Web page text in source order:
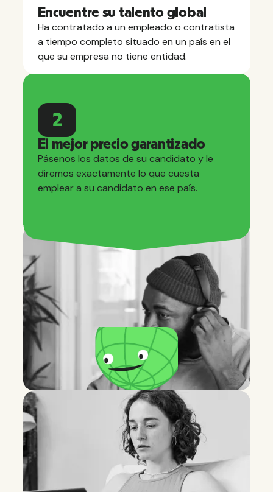
Encuentre su talento global
Ha contratado a un empleado o contratista
a tiempo completo situado en un país en el
que su empresa no tiene entidad.
2
El mejor precio garantizado
Pásenos los datos de su candidato y le
diremos exactamente lo que cuesta
emplear a su candidato en ese país.